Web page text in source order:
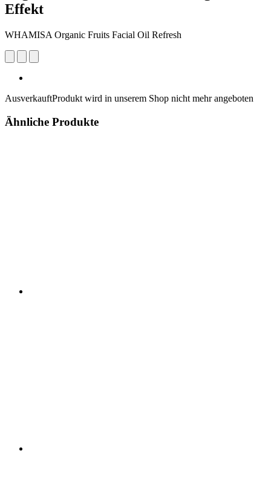
Effekt
WHAMISA Organic Fruits Facial Oil Refresh
AusverkauftProdukt wird in unserem Shop nicht mehr angeboten
Ähnliche Produkte